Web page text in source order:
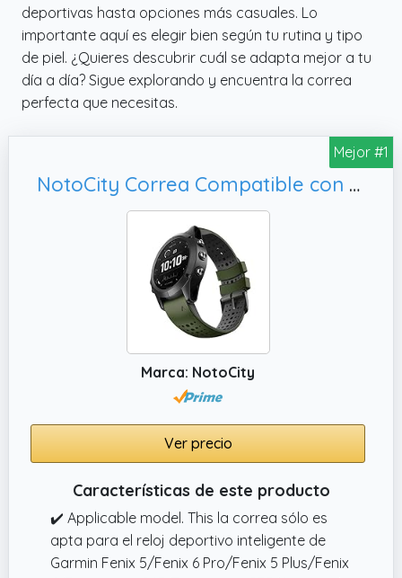
deportivas hasta opciones más casuales. Lo
importante aquí es elegir bien según tu rutina y tipo
de piel. ¿Quieres descubrir cuál se adapta mejor a tu
día a día? Sigue explorando y encuentra la correa
perfecta que necesitas.
Mejor #1
NotoCity Correa Compatible con Garmin Fenix 5/Fenix 6 Pro/Fenix 5 Plus/Fenix 6/Forerunner 945/Forerunner 935/Approach S60/Quatix 5 Correa de Silicona de 22 mm(Army Green-Black)
Marca: NotoCity
Ver precio
Características de este producto
✔️ Applicable model. This la correa sólo es
apta para el reloj deportivo inteligente de
Garmin Fenix 5/Fenix 6 Pro/Fenix 5 Plus/Fenix